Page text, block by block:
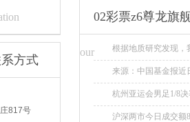
方式
817号
02彩票z6尊龙旗
our
根据地质研究发现，
区。...
来源：中国基金报近
法院裁定解除对其资
银行存款，银行账户
杭州亚运会男足1/8
龙和卡塔尔球员贾西
沪深两市今日成交额